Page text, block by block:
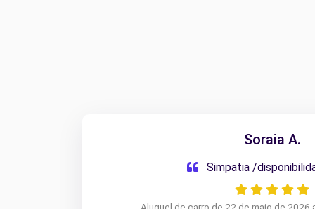
Soraia A.
Simpatia /